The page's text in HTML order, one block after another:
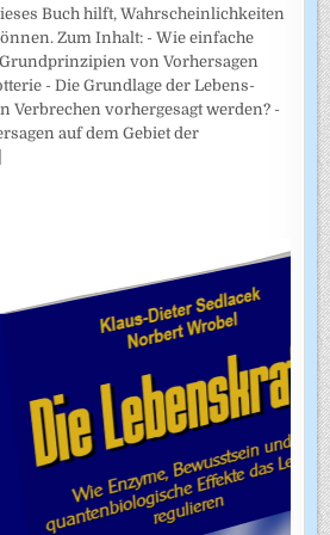
Buch hilft, Wahrscheinlichkeiten
Zum Inhalt: - Wie einfache
von Vorhersagen
- Die Grundlage der Lebens­
Verbrechen vorhergesagt werden? -
auf dem Gebiet der